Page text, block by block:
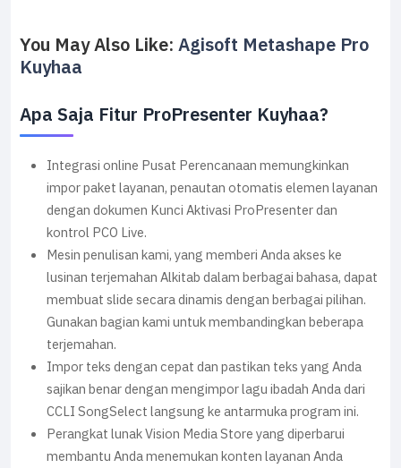
You May Also Like: Agisoft Metashape Pro
Kuyhaa
Apa Saja Fitur ProPresenter Kuyhaa?
Integrasi online Pusat Perencanaan memungkinkan
impor paket layanan, penautan otomatis elemen layanan
dengan dokumen Kunci Aktivasi ProPresenter dan
kontrol PCO Live.
Mesin penulisan kami, yang memberi Anda akses ke
lusinan terjemahan Alkitab dalam berbagai bahasa, dapat
membuat slide secara dinamis dengan berbagai pilihan.
Gunakan bagian kami untuk membandingkan beberapa
terjemahan.
Impor teks dengan cepat dan pastikan teks yang Anda
sajikan benar dengan mengimpor lagu ibadah Anda dari
CCLI SongSelect langsung ke antarmuka program ini.
Perangkat lunak Vision Media Store yang diperbarui
membantu Anda menemukan konten layanan Anda